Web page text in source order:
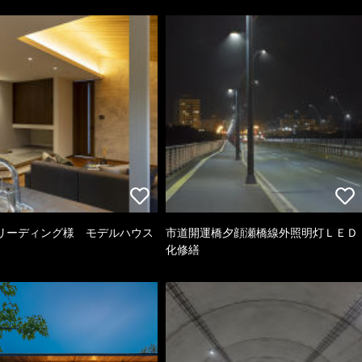
ーディング様 モデルハウス
市道開運橋夕顔瀬橋線外照明灯ＬＥＤ
化修繕